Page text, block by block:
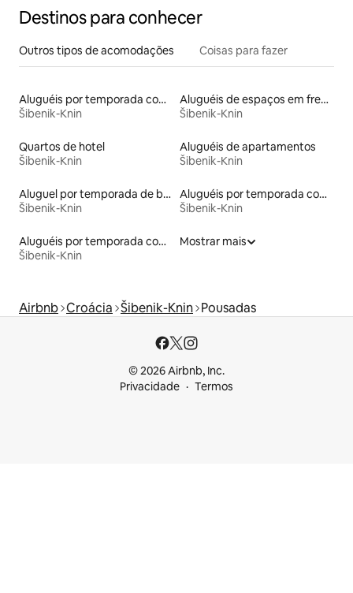
Destinos para conhecer
Outros tipos de acomodações Coisas para fazer
Aluguéis por temporada com acesso ao lago
Šibenik-Knin
Aluguéis de espaços em frente à praia
Šibenik-Knin
Quartos de hotel
Šibenik-Knin
Aluguéis de apartamentos
Šibenik-Knin
Aluguel por temporada de barcos
Šibenik-Knin
Aluguéis por temporada com caiaque
Šibenik-Knin
Aluguéis por temporada com banheira de hidromassagem
Šibenik-Knin
Mostrar mais
Airbnb Croácia Šibenik-Knin Pousadas
© 2026 Airbnb, Inc.
Privacidade
Termos